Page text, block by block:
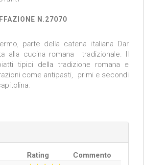
N.27070
parte della catena italiana Dar
alla cucina romana tradizionale. Il
tipici della tradizione romana e
come antipasti, primi e secondi
Rating
Commento